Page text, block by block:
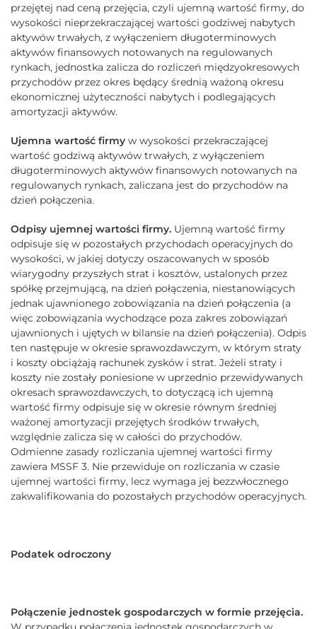
przejętej nad ceną przejęcia, czyli ujemną wartość firmy, do
wysokości nieprzekraczającej wartości godziwej nabytych
aktywów trwałych, z wyłączeniem długoterminowych
aktywów finansowych notowanych na regulowanych
rynkach, jednostka zalicza do rozliczeń międzyokresowych
przychodów przez okres będący średnią ważoną okresu
ekonomicznej użyteczności nabytych i podlegających
amortyzacji aktywów.
Ujemna wartość firmy w wysokości przekraczającej
wartość godziwą aktywów trwałych, z wyłączeniem
długoterminowych aktywów finansowych notowanych na
regulowanych rynkach, zaliczana jest do przychodów na
dzień połączenia.
Odpisy ujemnej wartości firmy. Ujemną wartość firmy
odpisuje się w pozostałych przychodach operacyjnych do
wysokości, w jakiej dotyczy oszacowanych w sposób
wiarygodny przyszłych strat i kosztów, ustalonych przez
spółkę przejmującą, na dzień połączenia, niestanowiących
jednak ujawnionego zobowiązania na dzień połączenia (a
więc zobowiązania wychodzące poza zakres zobowiązań
ujawnionych i ujętych w bilansie na dzień połączenia). Odpis
ten następuje w okresie sprawozdawczym, w którym straty
i koszty obciążają rachunek zysków i strat. Jeżeli straty i
koszty nie zostały poniesione w uprzednio przewidywanych
okresach sprawozdawczych, to dotyczącą ich ujemną
wartość firmy odpisuje się w okresie równym średniej
ważonej amortyzacji przejętych środków trwałych,
względnie zalicza się w całości do przychodów.
Odmienne zasady rozliczania ujemnej wartości firmy
zawiera MSSF 3. Nie przewiduje on rozliczania w czasie
ujemnej wartości firmy, lecz wymaga jej bezzwłocznego
zakwalifikowania do pozostałych przychodów operacyjnych.
Podatek odroczony
Połączenie jednostek gospodarczych w formie przejęcia.